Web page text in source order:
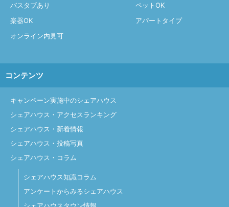
バスタブあり
ペットOK
楽器OK
アパートタイプ
オンライン内見可
コンテンツ
キャンペーン実施中のシェアハウス
シェアハウス・アクセスランキング
シェアハウス・新着情報
シェアハウス・投稿写真
シェアハウス・コラム
シェアハウス知識コラム
アンケートからみるシェアハウス